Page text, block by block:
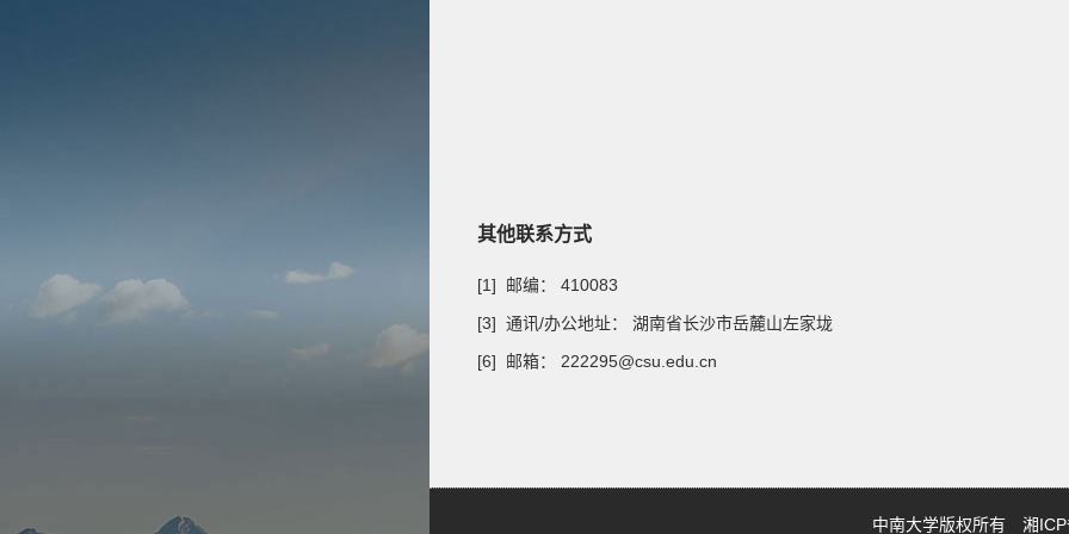
其他联系方式
[1] 邮编： 410083
[3] 通讯/办公地址： 湖南省长沙市岳麓山左家垅
[6] 邮箱： 222295@csu.edu.cn
中南大学版权所有 湘ICP